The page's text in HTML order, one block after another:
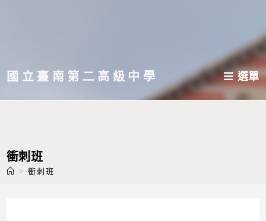
主國立臺南第二高級中學 選單
衝刺班
> 衝刺班